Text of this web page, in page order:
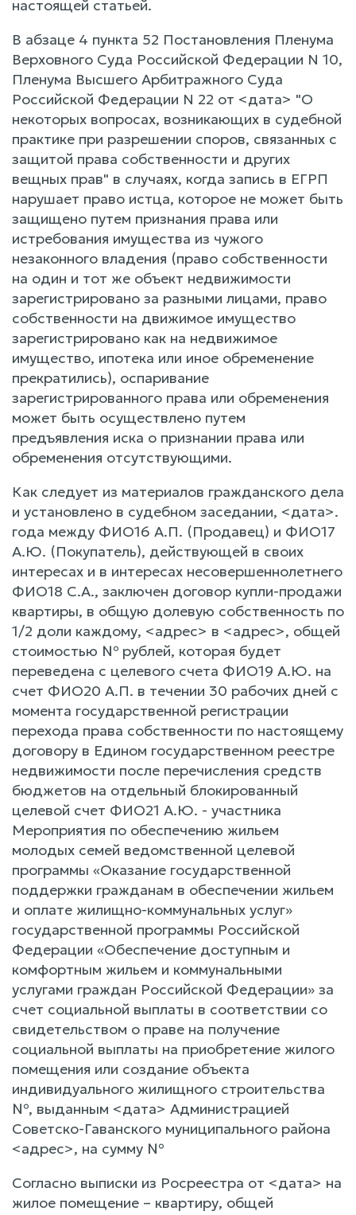
настоящей статьей.
В абзаце 4 пункта 52 Постановления Пленума
Верховного Суда Российской Федерации N 10,
Пленума Высшего Арбитражного Суда
Российской Федерации N 22 от <дата> "О
некоторых вопросах, возникающих в судебной
практике при разрешении споров, связанных с
защитой права собственности и других
вещных прав" в случаях, когда запись в ЕГРП
нарушает право истца, которое не может быть
защищено путем признания права или
истребования имущества из чужого
незаконного владения (право собственности
на один и тот же объект недвижимости
зарегистрировано за разными лицами, право
собственности на движимое имущество
зарегистрировано как на недвижимое
имущество, ипотека или иное обременение
прекратились), оспаривание
зарегистрированного права или обременения
может быть осуществлено путем
предъявления иска о признании права или
обременения отсутствующими.
Как следует из материалов гражданского дела
и установлено в судебном заседании, <дата>.
года между ФИО16 А.П. (Продавец) и ФИО17
А.Ю. (Покупатель), действующей в своих
интересах и в интересах несовершеннолетнего
ФИО18 С.А., заключен договор купли-продажи
квартиры, в общую долевую собственность по
1/2 доли каждому, <адрес> в <адрес>, общей
стоимостью № рублей, которая будет
переведена с целевого счета ФИО19 А.Ю. на
счет ФИО20 А.П. в течении 30 рабочих дней с
момента государственной регистрации
перехода права собственности по настоящему
договору в Едином государственном реестре
недвижимости после перечисления средств
бюджетов на отдельный блокированный
целевой счет ФИО21 А.Ю. - участника
Мероприятия по обеспечению жильем
молодых семей ведомственной целевой
программы «Оказание государственной
поддержки гражданам в обеспечении жильем
и оплате жилищно-коммунальных услуг»
государственной программы Российской
Федерации «Обеспечение доступным и
комфортным жильем и коммунальными
услугами граждан Российской Федерации» за
счет социальной выплаты в соответствии со
свидетельством о праве на получение
социальной выплаты на приобретение жилого
помещения или создание объекта
индивидуального жилищного строительства
№, выданным <дата> Администрацией
Советско-Гаванского муниципального района
<адрес>, на сумму №
Согласно выписки из Росреестра от <дата> на
жилое помещение – квартиру, общей